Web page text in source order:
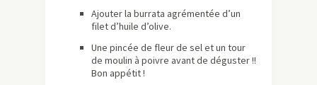
Ajouter la burrata agrémentée d’un
filet d’huile d’olive.
Une pincée de fleur de sel et un tour
de moulin à poivre avant de déguster !!
Bon appétit !